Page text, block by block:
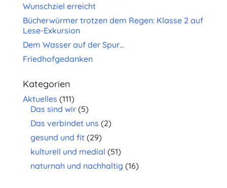
Wunschziel erreicht
Bücherwürmer trotzen dem Regen: Klasse 2 auf
Lese-Exkursion
Dem Wasser auf der Spur…
Friedhofgedanken
Kategorien
Aktuelles (111)
Das sind wir(5)
Das verbindet uns (2)
gesund und fit (29)
kulturell und medial (51)
naturnah und nachhaltig (16)